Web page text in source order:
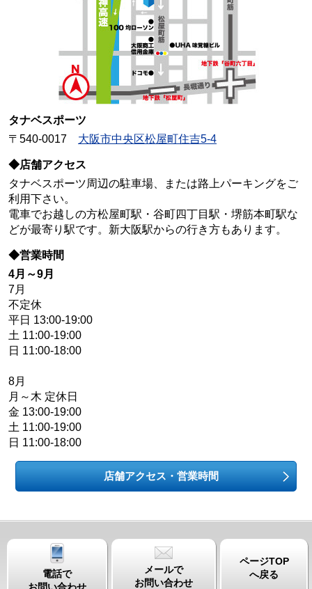
タナベスポーツ
〒540-0017 大阪市中央区松屋町住吉5-4
◆店舗アクセス
タナベスポーツ周辺の駐車場、または路上パーキングをご
利用下さい。
電車でお越しの方松屋町駅・谷町四丁目駅・堺筋本町駅な
どが最寄り駅です。新大阪駅からの行き方もあります。
◆営業時間
4月～9月
7月
不定休
平日 13:00-19:00
土 11:00-19:00
日 11:00-18:00
8月
月～木 定休日
金 13:00-19:00
土 11:00-19:00
日 11:00-18:00
店舗アクセス・営業時間
電話で
メールで
お問い合わせ
ページTOP
へ戻る